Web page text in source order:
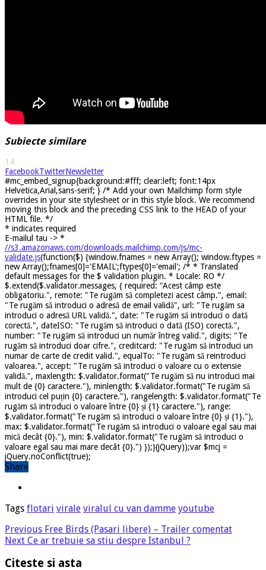
Subiecte similare
14
FacebookTwitterNewsletter
#mc_embed_signup{background:#fff; clear:left; font:14px
Helvetica,Arial,sans-serif; } /* Add your own Mailchimp form style
overrides in your site stylesheet or in this style block. We recommend
moving this block and the preceding CSS link to the HEAD of your
HTML file. */
* indicates required
E-mailul tau -> *
//s3.amazonaws.com/downloads.mailchimp.com/js/mc-
validate.js(function($) {window.fnames = new Array(); window.ftypes =
new Array();fnames[0]='EMAIL';ftypes[0]='email'; /* * Translated
default messages for the $ validation plugin. * Locale: RO */
$.extend($.validator.messages, { required: "Acest câmp este
obligatoriu.", remote: "Te rugăm să completezi acest câmp.", email:
"Te rugăm să introduci o adresă de email validă", url: "Te rugăm sa
introduci o adresă URL validă.", date: "Te rugăm să introduci o dată
corectă.", dateISO: "Te rugăm să introduci o dată (ISO) corectă.",
number: "Te rugăm să introduci un număr întreg valid.", digits: "Te
rugăm să introduci doar cifre.", creditcard: "Te rugăm să introduci un
numar de carte de credit valid.", equalTo: "Te rugăm să reintroduci
valoarea.", accept: "Te rugăm să introduci o valoare cu o extensie
validă.", maxlength: $.validator.format("Te rugăm să nu introduci mai
mult de {0} caractere."), minlength: $.validator.format("Te rugăm să
introduci cel puțin {0} caractere."), rangelength: $.validator.format("Te
rugăm să introduci o valoare între {0} și {1} caractere."), range:
$.validator.format("Te rugăm să introduci o valoare între {0} și {1}."),
max: $.validator.format("Te rugăm să introduci o valoare egal sau mai
mică decât {0}."), min: $.validator.format("Te rugăm să introduci o
valoare egal sau mai mare decât {0}.") });}(jQuery));var $mcj =
jQuery.noConflict(true);
Share
Tags flotari virale viralul cu van damme youtube
Previous Free Birds (Pasari libere) – Trailer comentat
Next Ce ar trebuie sa stiu despre Istanbul ?
Citeste si asta